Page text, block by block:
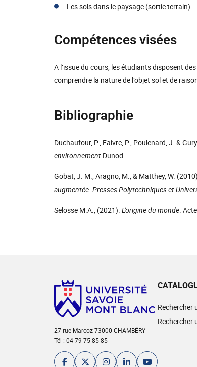
Les sols dans le paysage (sortie terrain)
Compétences visées
A l’issue du cours, les étudiants disposent
comprendre la nature de l’objet sol et de
Bibliographie
Duchaufour, P., Faivre, P., Poulenard, J. &
environnement Dunod
Gobat, J. M., Aragno, M., & Matthey, W.
augmentée. Presses Polytechniques et
Selosse M.A., (2021). L’origine du monde.
27 rue Marcoz 73000 CHAMBÉRY
Tél : 04 79 75 85 85
Rechercher
Rechercher